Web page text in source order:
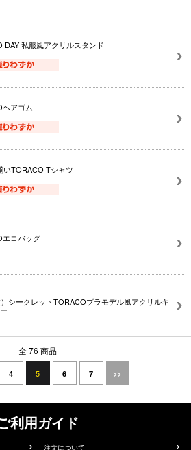
DAY 私服風アクリルスタンド
アゴム
いTORACO Tシャツ
エコバッグ
）シークレットTORACOプラモデル風アクリルキ
全 76 商品
4 5 6 7 >>
利用ガイド
注文について